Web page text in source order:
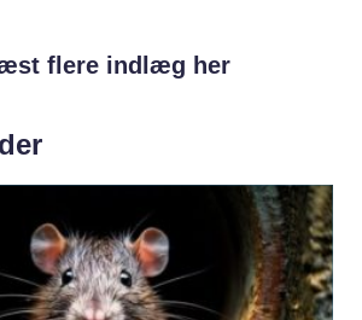
flere indlæg her